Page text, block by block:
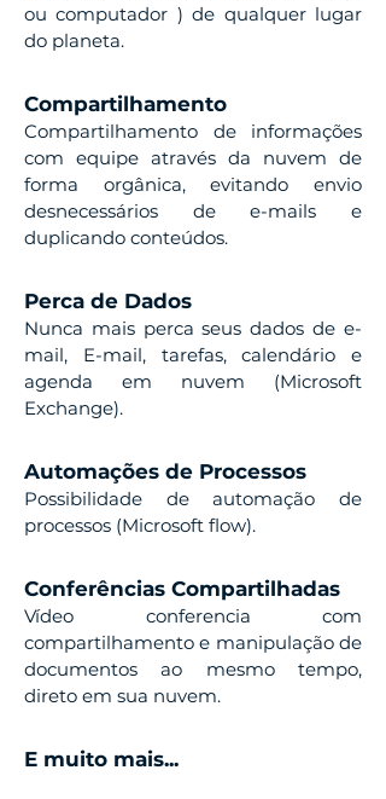
ou computador ) de qualquer lugar
do planeta.
Compartilhamento
Compartilhamento de informações
com equipe através da nuvem de
forma orgânica, evitando envio
desnecessários de e-mails e
duplicando conteúdos.
Perca de Dados
Nunca mais perca seus dados de e-
mail, E-mail, tarefas, calendário e
agenda em nuvem (Microsoft
Exchange).
Automações de Processos
Possibilidade de automação de
processos (Microsoft flow).
Conferências Compartilhadas
Vídeo conferencia com
compartilhamento e manipulação de
documentos ao mesmo tempo,
direto em sua nuvem.
E muito mais...